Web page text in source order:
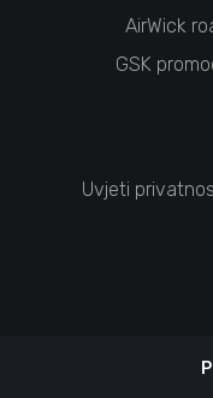
AirWick
GSK
Uvjeti